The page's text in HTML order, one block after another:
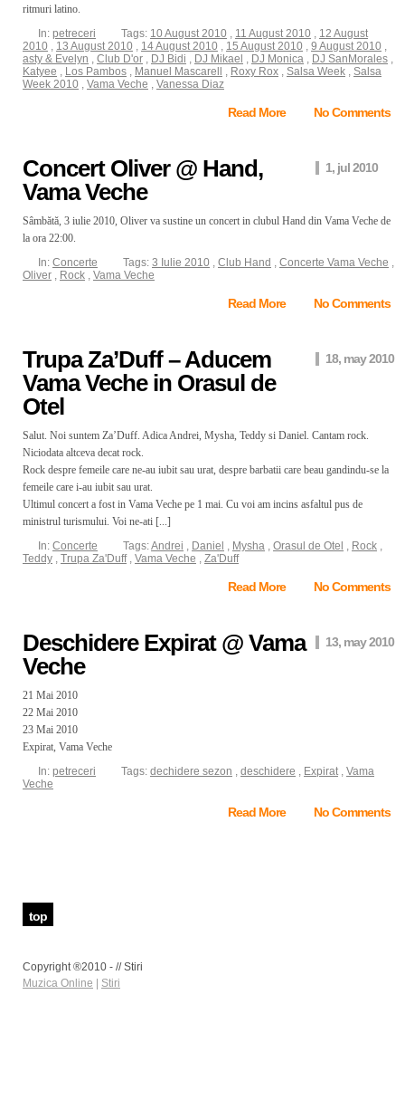
ritmuri latino.
In: petreceri Tags: 10 August 2010 , 11 August 2010 , 12 August
2010 , 13 August 2010 , 14 August 2010 , 15 August 2010 , 9 August 2010 ,
asty & Evelyn , Club D'or , DJ Bidi , DJ Mikael , DJ Monica , DJ SanMorales ,
Katyee , Los Pambos , Manuel Mascarell , Roxy Rox , Salsa Week , Salsa
Week 2010 , Vama Veche , Vanessa Diaz
Read More No Comments
Concert Oliver @ Hand,
Vama Veche
1, jul 2010
Sâmbătă, 3 iulie 2010, Oliver va sustine un concert in clubul Hand din Vama Veche de
la ora 22:00.
In: Concerte Tags: 3 Iulie 2010 , Club Hand , Concerte Vama Veche ,
Oliver , Rock , Vama Veche
Read More No Comments
Trupa Za’Duff – Aducem
Vama Veche in Orasul de
Otel
18, may 2010
Salut. Noi suntem Za’Duff. Adica Andrei, Mysha, Teddy si Daniel. Cantam rock.
Niciodata altceva decat rock.
Rock despre femeile care ne-au iubit sau urat, despre barbatii care beau gandindu-se la
femeile care i-au iubit sau urat.
Ultimul concert a fost in Vama Veche pe 1 mai. Cu voi am incins asfaltul pus de
ministrul turismului. Voi ne-ati [...]
In: Concerte Tags:Andrei , Daniel , Mysha , Orasul de Otel , Rock ,
Teddy , Trupa Za'Duff , Vama Veche , Za'Duff
Read More No Comments
Deschidere Expirat @ Vama
Veche
13, may 2010
21 Mai 2010
22 Mai 2010
23 Mai 2010
Expirat, Vama Veche
In: petreceri Tags: dechidere sezon , deschidere , Expirat , Vama
Veche
Read More No Comments
top
Copyright ®2010 - // Stiri
Muzica Online
Stiri